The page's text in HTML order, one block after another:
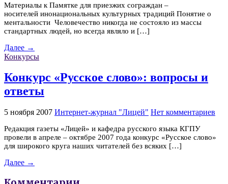
Материалы к Памятке для приезжих сограждан –
носителей инонациональных культурных традиций Понятие о
ментальности Человечество никогда не состояло из массы
стандартных людей, но всегда являло и […]
Далее →
Конкурсы
Конкурс «Русское слово»: вопросы и
ответы
5 ноября 2007 Интернет-журнал "Лицей" Нет комментариев
Редакция газеты «Лицей» и кафедра русского языка КГПУ
провели в апреле – октябре 2007 года конкурс «Русское слово»
для широкого круга наших читателей без всяких […]
Далее →